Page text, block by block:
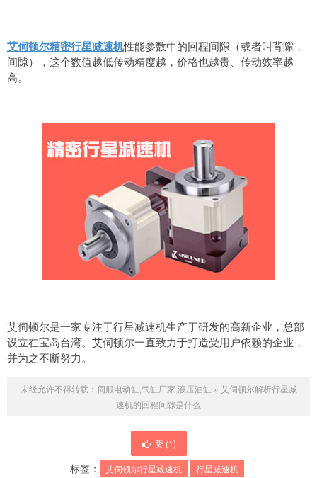
艾伺顿尔精密行星减速机性能参数中的回程间隙（或者叫背隙，
间隙），这个数值越低传动精度越，价格也越贵、传动效率越
高。
艾伺顿尔是一家专注于行星减速机生产于研发的高新企业，总部
设立在宝岛台湾。艾伺顿尔一直致力于打造受用户依赖的企业，
并为之不断努力。
未经允许不得转载： 伺服电动缸,气缸厂家,液压油缸 » 艾伺顿尔解析行星减
速机的回程间隙是什么
赞 (1)
标签： 艾伺顿尔行星减速机 行星减速机